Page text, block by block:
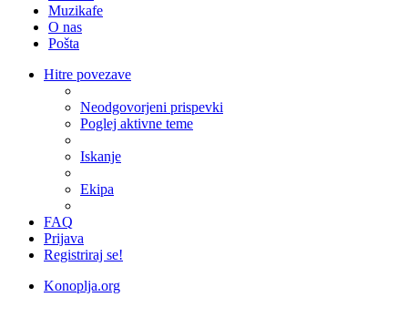
Muzikafe
O nas
Pošta
Hitre povezave
Neodgovorjeni prispevki
Poglej aktivne teme
Iskanje
Ekipa
FAQ
Prijava
Registriraj se!
Konoplja.org